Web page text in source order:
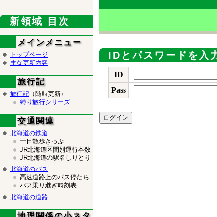
IDとパスワードを入
ID
Pass
新領域 目次
メインメニュー
トップページ
主な更新内容
旅行記
旅行記 （随時更新）
縛り旅行シリーズ
交通関連
北海道の鉄道
一日散歩きっぷ
JR北海道区間別運行本数
JR北海道の駅名しりとり
北海道のバス
高速道路上のバス停たち
バス乗り継ぎ時刻表
北海道の道路